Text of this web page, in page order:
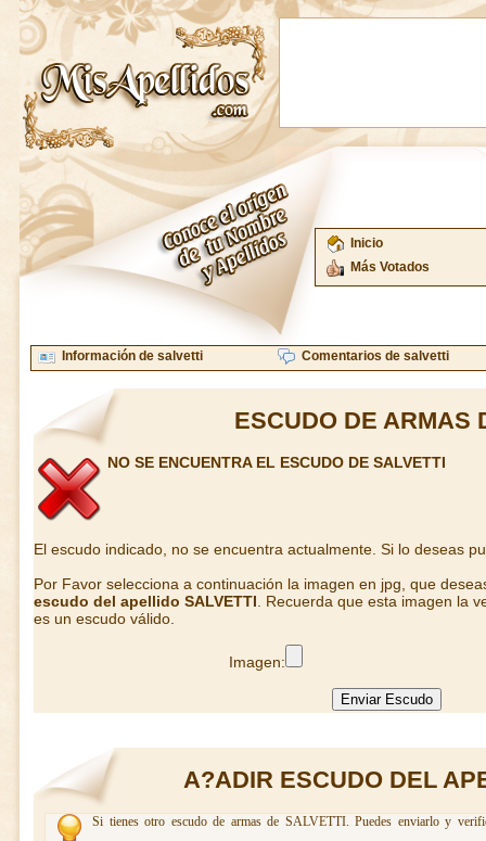
Inicio
Más Votados
Información de salvetti Comentarios de salvetti
ESCUDO DE ARMAS
NO SE ENCUENTRA EL ESCUDO DE SALVETTI
El escudo indicado, no se encuentra actualmente. Si lo deseas
Por Favor selecciona a continuación la imagen en jpg, que
escudo del apellido SALVETTI . Recuerda que esta imagen la
es un escudo válido.
Imagen:
A?ADIR ESCUDO DEL
Si tienes otro escudo de armas de SALVETTI. Puedes enviarlo y